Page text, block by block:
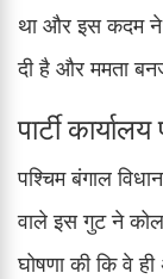
था और इस कदम ने
दी है और ममता
पार्टी
पश्चिम बंगाल
वाले इस गुट ने
घोषणा की कि वे